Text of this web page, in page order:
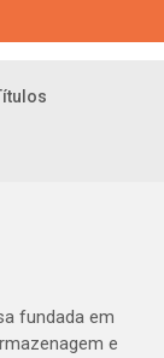
fundada em
e